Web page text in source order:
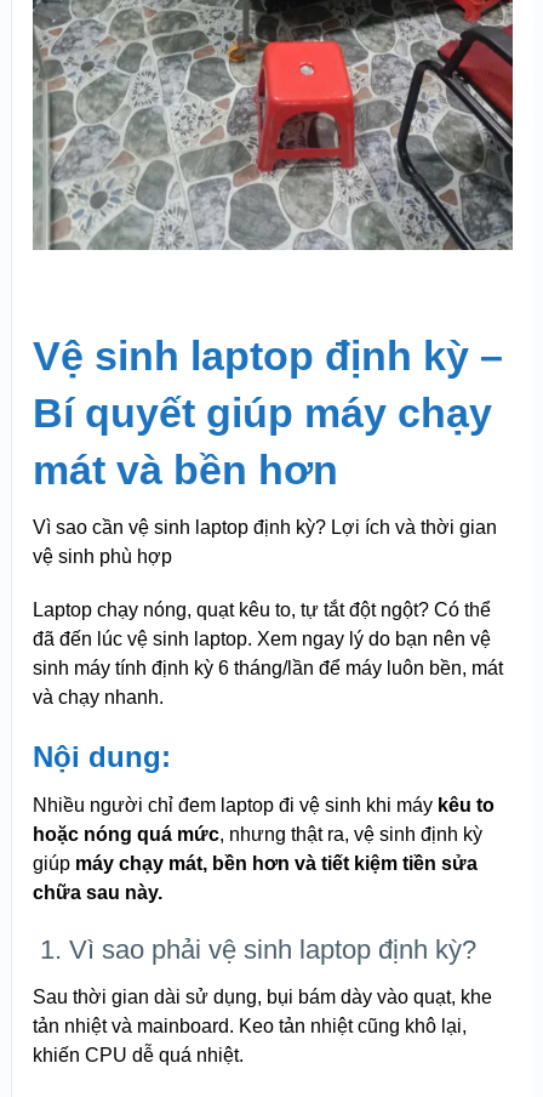
Vệ sinh laptop định kỳ –
Bí quyết giúp máy chạy
mát và bền hơn
Vì sao cần vệ sinh laptop định kỳ? Lợi ích và thời gian
vệ sinh phù hợp
Laptop chạy nóng, quạt kêu to, tự tắt đột ngột? Có thể
đã đến lúc vệ sinh laptop. Xem ngay lý do bạn nên vệ
sinh máy tính định kỳ 6 tháng/lần để máy luôn bền, mát
và chạy nhanh.
Nội dung:
Nhiều người chỉ đem laptop đi vệ sinh khi máy kêu to
hoặc nóng quá mức, nhưng thật ra, vệ sinh định kỳ
giúp máy chạy mát, bền hơn và tiết kiệm tiền sửa
chữa sau này.
️ 1. Vì sao phải vệ sinh laptop định kỳ?
Sau thời gian dài sử dụng, bụi bám dày vào quạt, khe
tản nhiệt và mainboard. Keo tản nhiệt cũng khô lại,
khiến CPU dễ quá nhiệt.